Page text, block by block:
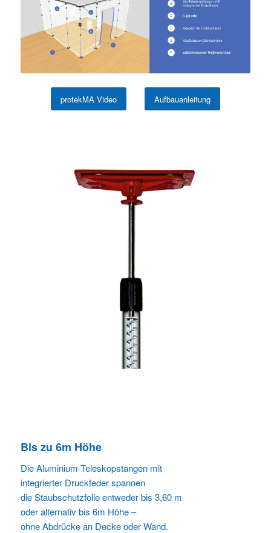
protekMA Video Aufbauanleitung
Bis zu 6m Höhe
Die Aluminium-Teleskopstangen mit
integrierter Druckfeder spannen
die Staubschutzfolie entweder bis 3,60 m
oder alternativ bis 6m Höhe –
ohne Abdrücke an Decke oder Wand.